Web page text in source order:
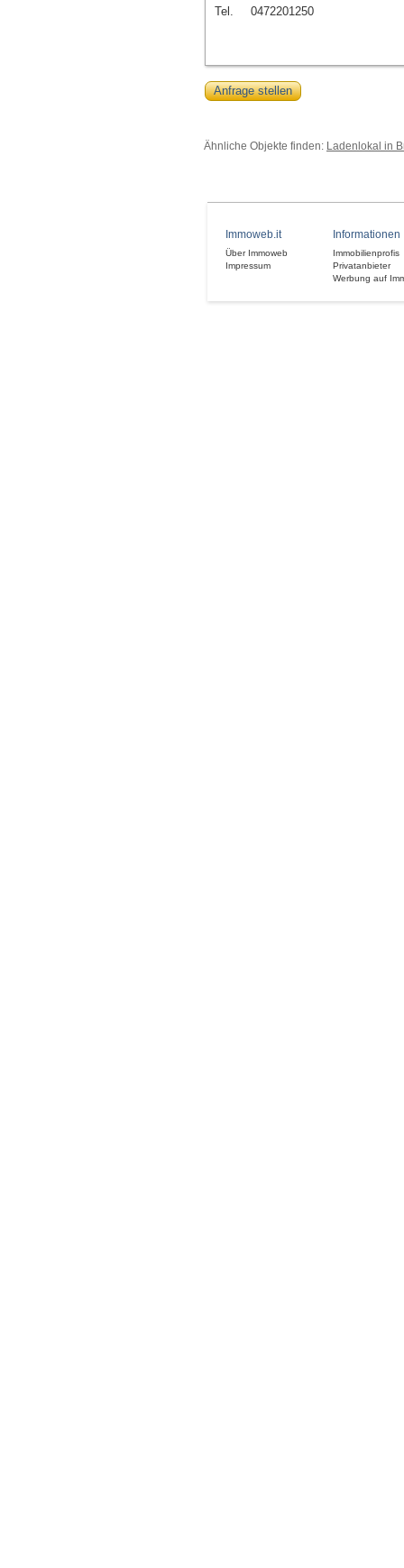
Tel. 0472201250
Anfrage stellen
Ähnliche Objekte finden: Ladenlokal in
Immoweb.it
Über Immoweb
Impressum
Informationen
Immobilienprofis
Privatanbieter
Werbung auf